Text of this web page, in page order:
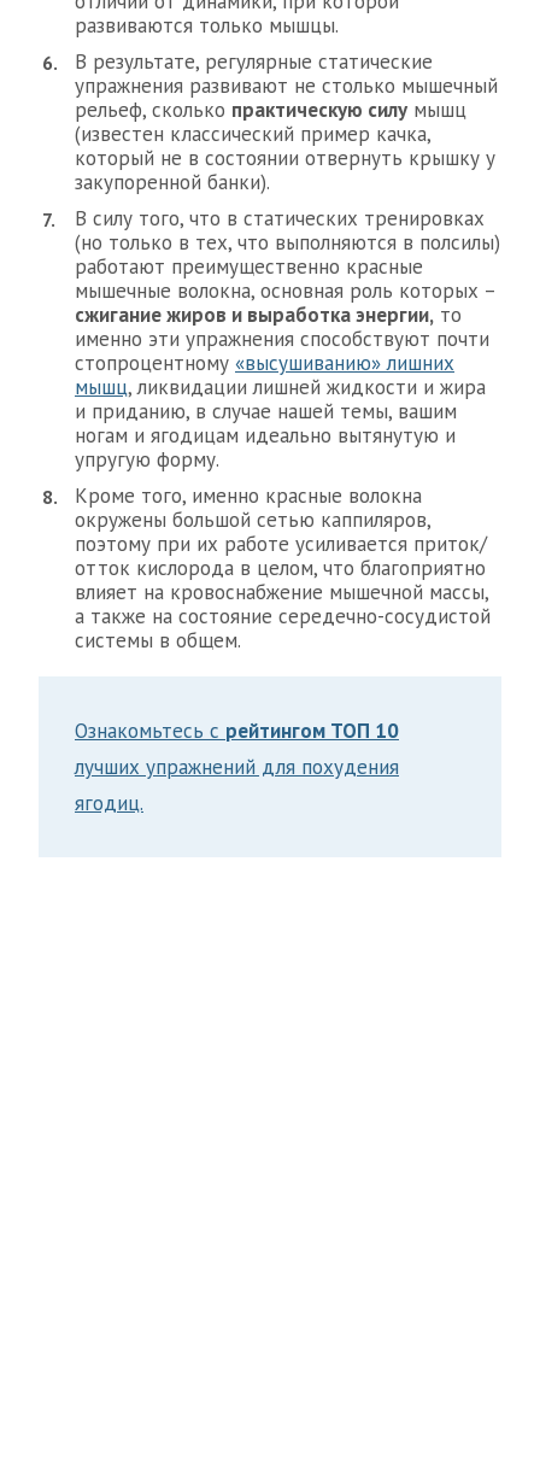
развиваются только мышцы.
В результате, регулярные статические
упражнения развивают не столько мышечный
рельеф, сколько практическую силу мышц
(известен классический пример качка,
который не в состоянии отвернуть крышку у
закупоренной банки).
В силу того, что в статических тренировках
(но только в тех, что выполняются в полсилы)
работают преимущественно красные
мышечные волокна, основная роль которых –
сжигание жиров и выработка энергии, то
именно эти упражнения способствуют почти
стопроцентному «высушиванию» лишних
мышц, ликвидации лишней жидкости и жира
и приданию, в случае нашей темы, вашим
ногам и ягодицам идеально вытянутую и
упругую форму.
Кроме того, именно красные волокна
окружены большой сетью каппиляров,
поэтому при их работе усиливается приток/
отток кислорода в целом, что благоприятно
влияет на кровоснабжение мышечной массы,
а также на состояние середечно-сосудистой
системы в общем.
Ознакомьтесь с рейтингом ТОП 10
лучших упражнений для похудения
ягодиц.